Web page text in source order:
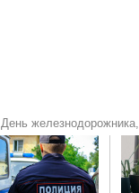
железнодорожника,